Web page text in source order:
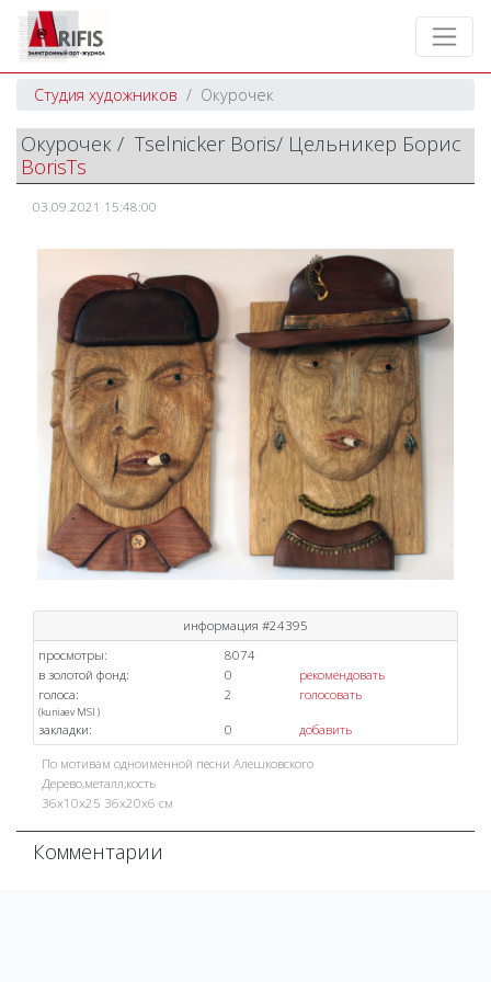
Студия художников Окурочек
Окурочек / Tselnicker Boris/ Цельникер Борис
BorisTs
03.09.2021 15:48:00
информация #24395
просмотры:
8074
в золотой фонд:
0
рекомендовать
голоса:
2 голосовать
(kuniaev MSI )
закладки: 0 добавить
По мотивам одноименной песни Алешковского
Дерево,металл,кость
36х10х25 36х20х6 см
Комментарии